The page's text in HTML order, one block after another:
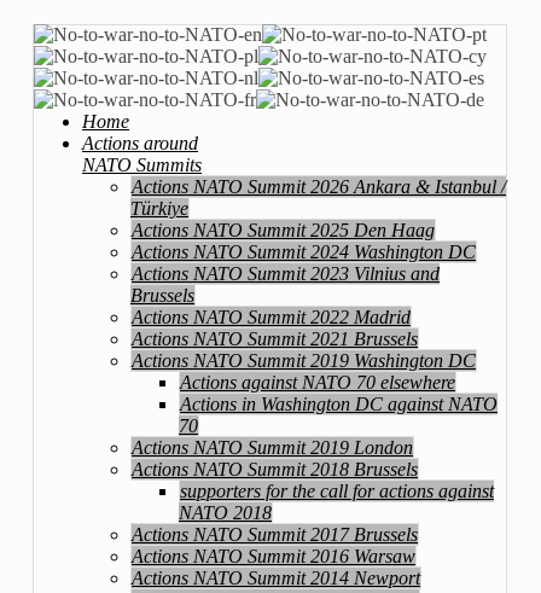
Home
Actions around
NATO Summits
Actions NATO Summit 2026 Ankara & Istanbul /
Türkiye
Actions NATO Summit 2025 Den Haag
Actions NATO Summit 2024 Washington DC
Actions NATO Summit 2023 Vilnius and
Brussels
Actions NATO Summit 2022 Madrid
Actions NATO Summit 2021 Brussels
Actions NATO Summit 2019 Washington DC
Actions against NATO 70 elsewhere
Actions in Washington DC against NATO
70
Actions NATO Summit 2019 London
Actions NATO Summit 2018 Brussels
supporters for the call for actions against
NATO 2018
Actions NATO Summit 2017 Brussels
Actions NATO Summit 2016 Warsaw
Actions NATO Summit 2014 Newport